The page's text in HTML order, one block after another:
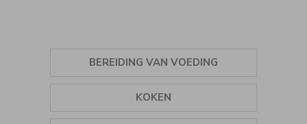
Slice
BEREIDING VAN VOEDING
IJSMACHINES
KOKEN